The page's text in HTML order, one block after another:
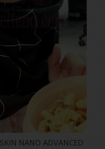
NANO ADVANCED